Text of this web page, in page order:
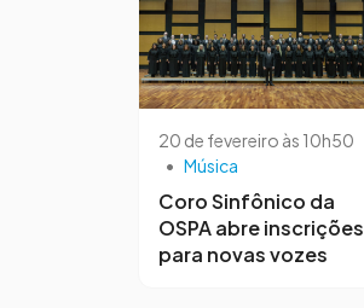
20 de fevereiro às 10h50
• Música
Coro Sinfônico da
OSPA abre inscrições
para novas vozes